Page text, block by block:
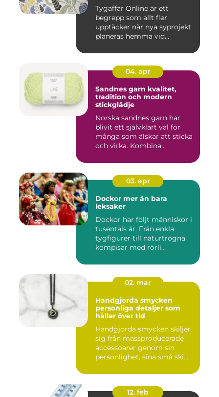
Tygaffär Online är ett
begrepp som allt fler
upptäcker när nya syprojekt
planeras hemma vid
04. apr
Sandnes garn kvalitet,
tradition och modern
stickglädje
Norska sandnes garn har
blivit ett självklart val för
många som älskar att sticka
och virka. Kombina...
03. apr
Dockor mer än bara
leksaker
Dockor har följt människor i
tusentals år. Från enkla
tygfigurer till naturtrogna
kompisar med rörli...
02. mar
Handgjorda smycken
personliga detaljer som
håller över tid
Handgjorda smycken skiljer
sig från massproducerade
accessoarer genom sin
personlighet, sina små ski...
12. feb